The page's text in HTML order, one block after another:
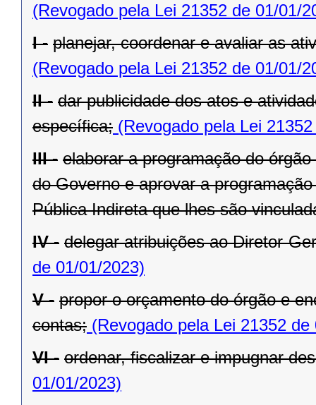
(Revogado pela Lei 21352 de 01/01/
I - planejar, coordenar e avaliar as
(Revogado pela Lei 21352 de 01/01/
II - dar publicidade dos atos e
específica; (Revogado pela Lei
III - elaborar a programação do
do Governo e aprovar a
Pública Indireta que lhes são
IV - delegar atribuições ao Diretor-
de 01/01/2023)
V - propor o orçamento do órgão e
contas; (Revogado pela Lei 21352 de
VI - ordenar, fiscalizar e impugnar
01/01/2023)